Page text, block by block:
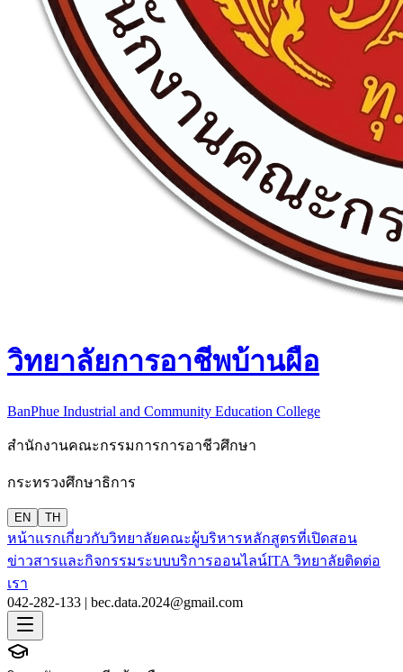
วิทยาลัยการอาชีพบ้านผือ
BanPhue Industrial and Community Education College
สำนักงานคณะกรรมการการอาชีวศึกษา
กระทรวงศึกษาธิการ
EN TH
หน้าแรกเกี่ยวกับวิทยาลัยคณะผู้บริหารหลักสูตรที่เปิดสอน
ข่าวสารและกิจกรรมระบบบริการออนไลน์ITA วิทยาลัยติดต่อ
เรา
042-282-133 | bec.data.2024@gmail.com